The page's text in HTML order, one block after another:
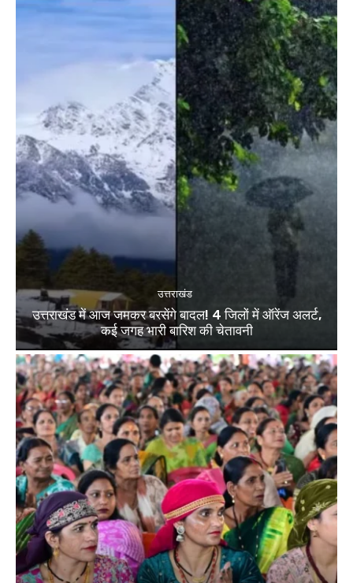
उत्तराखंड
उत्तराखंड में आज जमकर बरसेंगे बादल! 4 जिलों में ऑरेंज अलर्ट,
कई जगह भारी बारिश की चेतावनी